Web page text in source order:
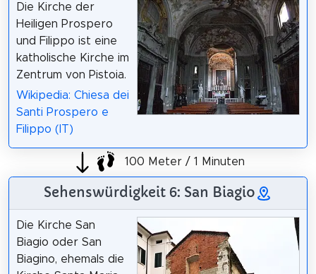
Die Kirche der
Heiligen Prospero
und Filippo ist eine
katholische Kirche im
Zentrum von Pistoia.
Wikipedia: Chiesa dei
Santi Prospero e
Filippo (IT)
100 Meter / 1 Minuten
Sehenswürdigkeit 6: San Biagio
Die Kirche San
Biagio oder San
Biagino, ehemals die